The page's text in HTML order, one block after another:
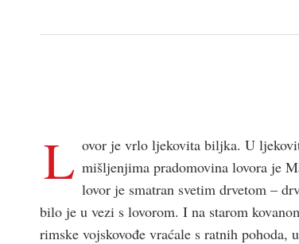
L ovor je vrlo ljekovita biljka. U
mišljenjima pradomovina lovora je
lovor je smatran svetim drvetom –
bilo je u vezi s lovorom. I na starom
rimske vojskovođe vraćale s ratnih